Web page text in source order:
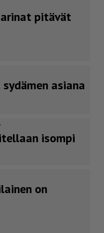
pitävät
asiana
isompi
on